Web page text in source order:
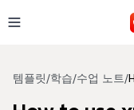
템플릿 /학습/수업 노트 /